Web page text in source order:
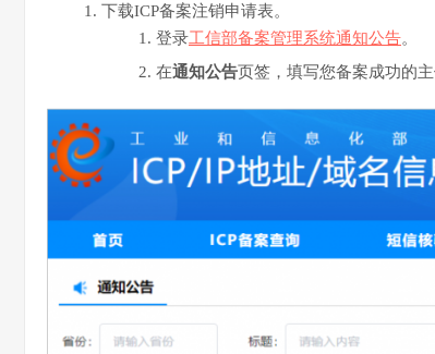
下载ICP备案注销申请表。
登录工信部备案管理系统通知公告。
在通知公告页签，填写您备案成功的